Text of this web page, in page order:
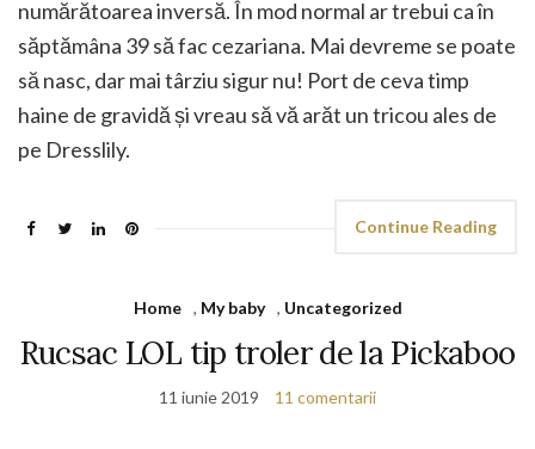
numărătoarea inversă. În mod normal ar trebui ca în
săptămâna 39 să fac cezariana. Mai devreme se poate
să nasc, dar mai târziu sigur nu! Port de ceva timp
haine de gravidă și vreau să vă arăt un tricou ales de
pe Dresslily.
Continue Reading
Home , My baby , Uncategorized
Rucsac LOL tip troler de la Pickaboo
11 iunie 2019 11 comentarii